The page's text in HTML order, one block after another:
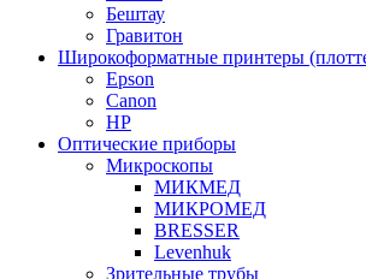
Бештау
Гравитон
Широкоформатные принтеры
Epson
Canon
HP
Оптические приборы
Микроскопы
МИКМЕД
МИКРОМЕД
BRESSER
Levenhuk
Зрительные трубы